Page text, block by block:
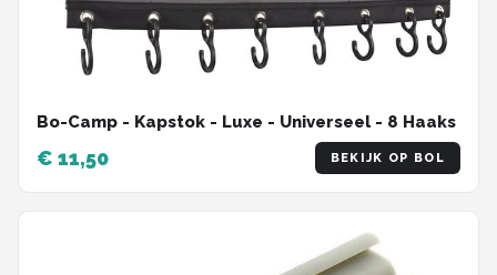
Bo-Camp - Kapstok - Luxe - Universeel - 8 Haaks
€ 11,50 BEKIJK OP BOL